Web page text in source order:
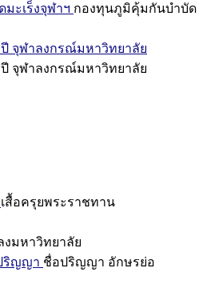
ะเร็งจุฬาฯ กองทุนภูมิคุ้มกันบำบัด
ปี จุฬาลงกรณ์มหาวิทยาลัย
ปี จุฬาลงกรณ์มหาวิทยาลัย
เสื้อครุยพระราชทาน
งมหาวิทยาลัย
ริญญา ชื่อปริญญา อักษรย่อ